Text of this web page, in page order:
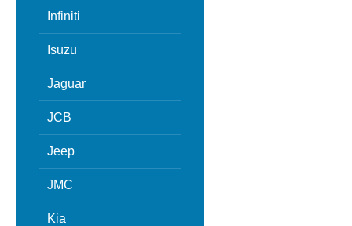
Infiniti
Isuzu
Jaguar
JCB
Jeep
JMC
Kia